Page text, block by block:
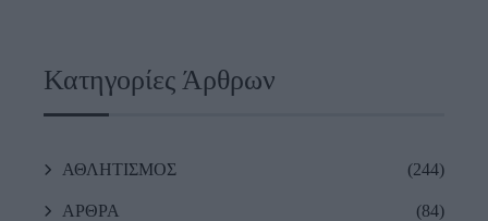
Κατηγορίες Άρθρων
ΑΘΛΗΤΙΣΜΟΣ (244)
ΑΡΘΡΑ (84)